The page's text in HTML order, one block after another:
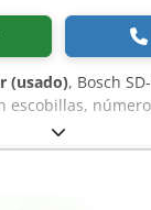
(usado), Bosch
escobillas,
los orificios de
transmisión: 32
conector
ATENCIÓN: